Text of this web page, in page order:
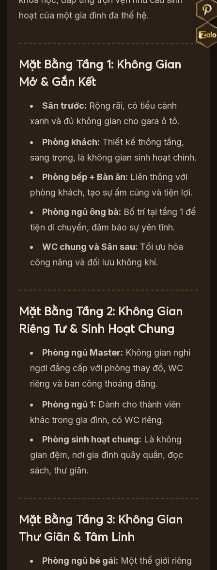
hoạt của một gia đình đa thế hệ.
Mặt Bằng Tầng 1: Không Gian
Mở & Gắn Kết
Sân trước: Rộng rãi, có tiểu cảnh
xanh và đủ không gian cho gara ô tô.
Phòng khách: Thiết kế thông tầng,
sang trọng, là không gian sinh hoạt chính.
Phòng bếp + Bàn ăn: Liên thông với
phòng khách, tạo sự ấm cúng và tiện lợi.
Phòng ngủ ông bà: Bố trí tại tầng 1 để
tiện di chuyển, đảm bảo sự yên tĩnh.
WC chung và Sân sau: Tối ưu hóa
công năng và đối lưu không khí.
Mặt Bằng Tầng 2: Không Gian
Riêng Tư & Sinh Hoạt Chung
Phòng ngủ Master: Không gian nghỉ
ngơi đẳng cấp với phòng thay đồ, WC
riêng và ban công thoáng đãng.
Phòng ngủ 1: Dành cho thành viên
khác trong gia đình, có WC riêng.
Phòng sinh hoạt chung: Là không
gian đệm, nơi gia đình quây quần, đọc
sách, thư giãn.
Mặt Bằng Tầng 3: Không Gian
Thư Giãn & Tâm Linh
Phòng ngủ bé gái: Một thế giới riêng